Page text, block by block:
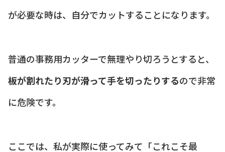
が必要な時は、自分でカットすることになります。
普通の事務用カッターで無理やり切ろうとすると、
板が割れたり刃が滑って手を切ったりするので非常
に危険です。
ここでは、私が実際に使ってみて「これこそ最